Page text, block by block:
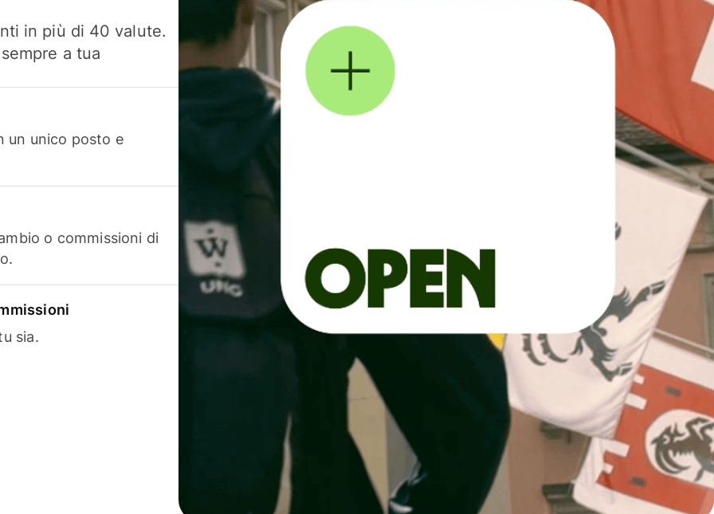
in più di 40 valute.
a tua
un unico posto e
o commissioni di
sia.